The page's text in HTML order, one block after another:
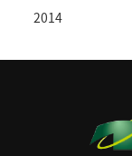
2014